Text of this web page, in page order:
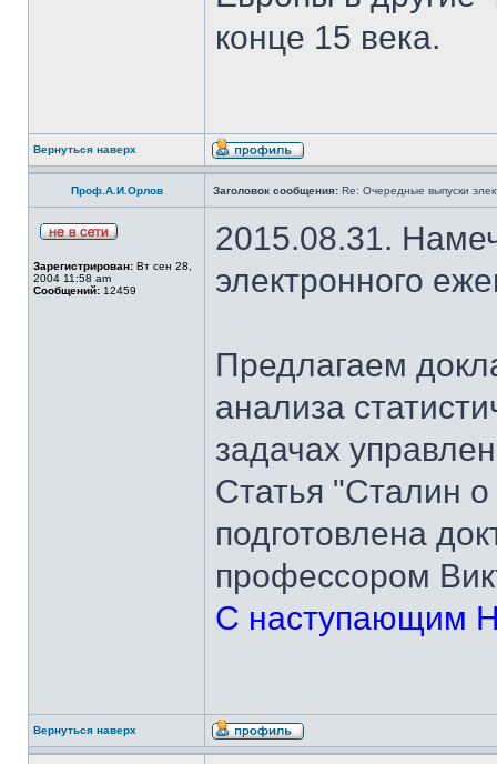
конце 15 века.
Вернуться наверх
Проф.А.И.Орлов Заголовок сообщения: Re: Очередные выпуски
Зарегистрирован: Вт сен 28,
2004 11:58 am
Сообщений: 12459
2015.08.31.
электронного
Предлагаем
анализа
задачах
Статья "Сталин
подготовлена
профессором
С наступающим
Вернуться наверх